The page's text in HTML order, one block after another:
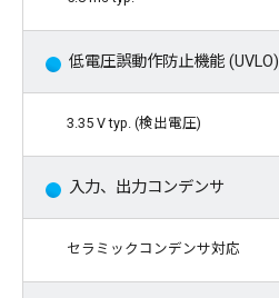
低電圧誤動作防止機能 (UVLO)
3.35 V typ. (検出電圧)
入力、出力コンデンサ
セラミックコンデンサ対応